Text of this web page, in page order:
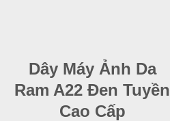
Dây Máy Ảnh Da
Ram A22 Đen Tuyền
Cao Cấp